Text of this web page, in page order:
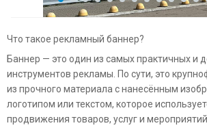
Что такое рекламный баннер?
Баннер — это один из самых практичных и
инструментов рекламы. По сути, это
из прочного материала с нанесённым
логотипом или текстом, которое
продвижения товаров, услуг и мероприятий.